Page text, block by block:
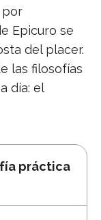
por
Epicuro se
del placer.
las filosofías
día: el
práctica